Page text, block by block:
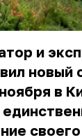
и
новый
в